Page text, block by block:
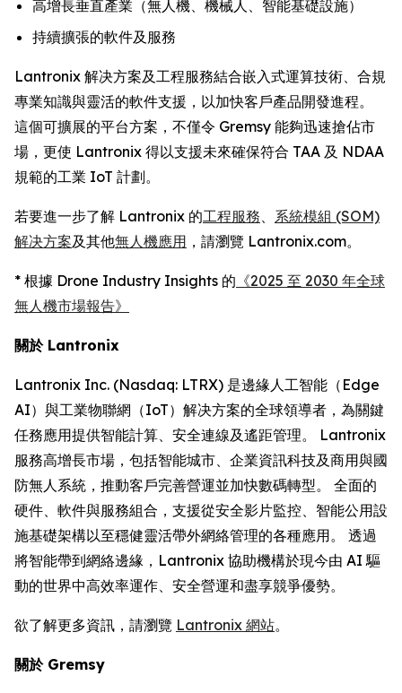
高增長垂直產業（無人機、機械人、智能基礎設施）
持續擴張的軟件及服務
Lantronix 解决方案及工程服務結合嵌入式運算技術、合規
專業知識與靈活的軟件支援，以加快客戶產品開發進程。
這個可擴展的平台方案，不僅令 Gremsy 能夠迅速搶佔市
場，更使 Lantronix 得以支援未來確保符合 TAA 及 NDAA
規範的工業 IoT 計劃。
若要進一步了解 Lantronix 的工程服務
系統模組 (SOM)
解决方案及其他無人機應用 ，請瀏覽 Lantronix.com。
* 根據 Drone Industry Insights 的 《2025 至 2030 年全球
無人機市場報告》
關於 Lantronix
Lantronix Inc. (Nasdaq: LTRX) 是邊緣人工智能（Edge
AI）與工業物聯網（IoT）解决方案的全球領導者，為關鍵
任務應用提供智能計算、安全連線及遙距管理。 Lantronix
服務高增長市場，包括智能城市、企業資訊科技及商用與國
防無人系統，推動客戶完善營運並加快數碼轉型。 全面的
硬件、軟件與服務組合，支援從安全影片監控、智能公用設
施基礎架構以至穩健靈活帶外網絡管理的各種應用。 透過
將智能帶到網絡邊緣，Lantronix 協助機構於現今由 AI 驅
動的世界中高效率運作、安全營運和盡享競爭優勢。
欲了解更多資訊，請瀏覽 Lantronix 網站。
關於 Gremsy